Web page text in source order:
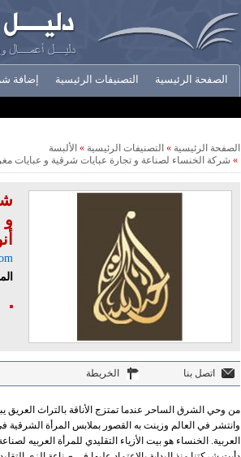
الصفحة الرئيسية التصنيفات الرئيسية إضافة
الصفحة الرئيسية » التصنيفات الرئيسية » الألبسة
» شركة الخنساء لصناعة و تجارة عبايات شرقية و عبايات
و
اتصل بنا الخريطة
من وحي الشرق الساحر عندما تمتزج الأناقة بالتراث العريق
وانتشر في العالم وزينت به القصور بملابس المرأة الشرقية
العربية. الخنساء هو بيت الأزياء التقليدي للمرأة العربيه